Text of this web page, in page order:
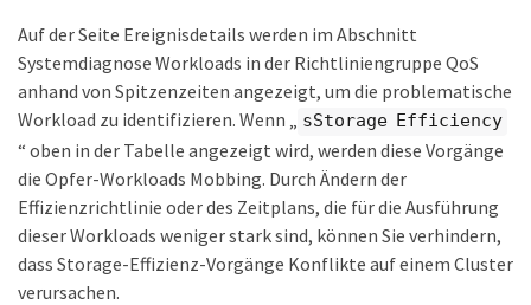
Auf der Seite Ereignisdetails werden im Abschnitt
Systemdiagnose Workloads in der Richtliniengruppe QoS
anhand von Spitzenzeiten angezeigt, um die problematische
Workload zu identifizieren. Wenn „ sStorage Efficiency
“ oben in der Tabelle angezeigt wird, werden diese Vorgänge
die Opfer-Workloads Mobbing. Durch Ändern der
Effizienzrichtlinie oder des Zeitplans, die für die Ausführung
dieser Workloads weniger stark sind, können Sie verhindern,
dass Storage-Effizienz-Vorgänge Konflikte auf einem Cluster
verursachen.